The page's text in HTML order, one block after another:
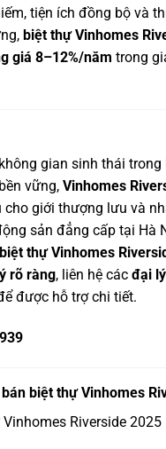
tiện ích đồng bộ và
biệt thự Vinhomes
giá 8–12%/năm trong
gian sinh thái trong
vững, Vinhomes
cho giới thượng lưu và
sản đẳng cấp tại Hà
biệt thự Vinhomes
rõ ràng, liên hệ các đại
được hỗ trợ chi tiết.
biệt thự Vinhomes
Riverside 2025